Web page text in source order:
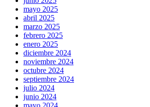
mayo 2025
abril 2025
marzo 2025
febrero 2025
enero 2025
diciembre 2024
noviembre 2024
octubre 2024
septiembre 2024
julio 2024
junio 2024
mayo 2024